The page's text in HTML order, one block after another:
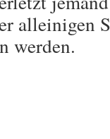
alleinigen
werden.